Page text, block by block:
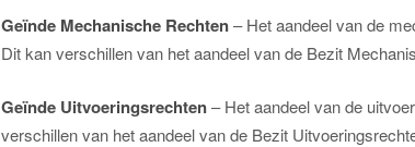
Geïnde Mechanische Rechten– Het aandeel van de
Dit kan verschillen van het aandeel van de Bezit
Geïnde Uitvoeringsrechten– Het aandeel van de
verschillen van het aandeel van de Bezit